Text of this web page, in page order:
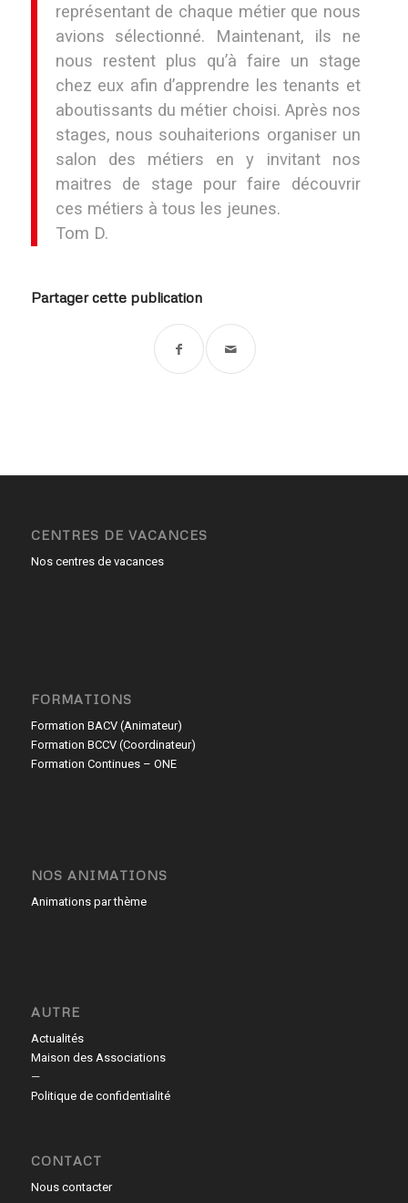
représentant de chaque métier que nous
avions sélectionné. Maintenant, ils ne
nous restent plus qu’à faire un stage
chez eux afin d’apprendre les tenants et
aboutissants du métier choisi. Après nos
stages, nous souhaiterions organiser un
salon des métiers en y invitant nos
maitres de stage pour faire découvrir
ces métiers à tous les jeunes.
Tom D.
Partager cette publication
CENTRES DE VACANCES
Nos centres de vacances
FORMATIONS
Formation BACV (Animateur)
Formation BCCV (Coordinateur)
Formation Continues – ONE
NOS ANIMATIONS
Animations par thème
AUTRE
Actualités
Maison des Associations
—
Politique de confidentialité
CONTACT
Nous contacter